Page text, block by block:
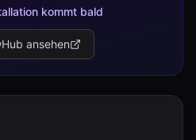
kommt bald
ansehen